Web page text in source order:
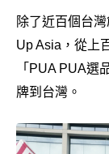
除了近百個台
Up Asia，從上
「PUA PUA選
牌到台灣。